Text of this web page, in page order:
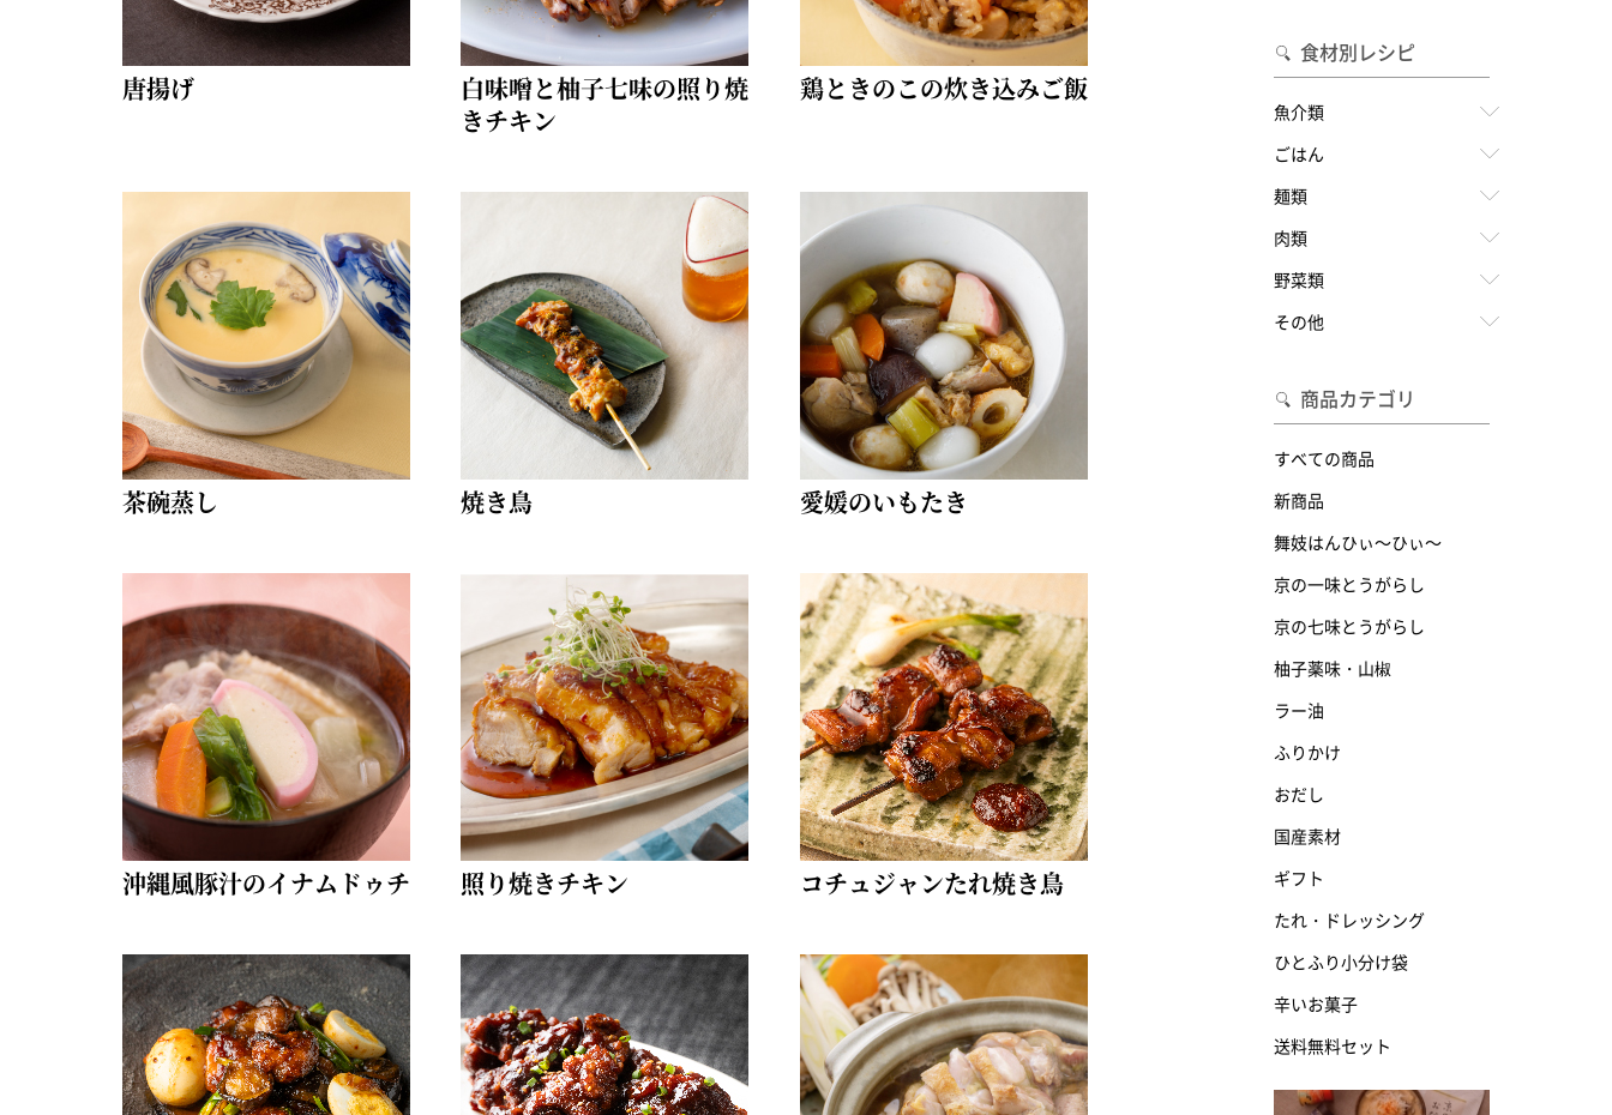
唐揚げ
白味噌と柚子七味の照り焼
きチキン
鶏ときのこの炊き込みご飯
茶碗蒸し 焼き鳥 愛媛のいもたき
沖縄風豚汁のイナムドゥチ 照り焼きチキン コチュジャンたれ焼き鳥
食材別レシピ
魚介類
ごはん
麺類
肉類
野菜類
その他
商品カテゴリ
すべての商品
新商品
舞妓はんひぃ～ひぃ～
京の一味とうがらし
京の七味とうがらし
柚子薬味・山椒
ラー油
ふりかけ
おだし
国産素材
ギフト
たれ・ドレッシング
ひとふり小分け袋
辛いお菓子
送料無料セット